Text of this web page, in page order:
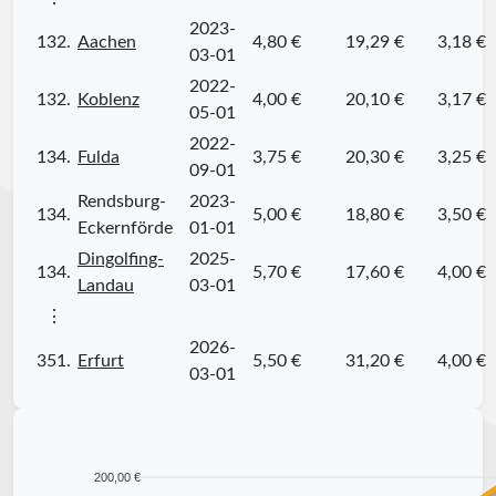
132. Aachen
2023-
03-01
4,80 € 19,29 € 3,18 €
132. Koblenz
2022-
05-01
4,00 € 20,10 € 3,17 €
134. Fulda
2022-
09-01
3,75 € 20,30 € 3,25 €
134.
Rendsburg-
Eckernförde
2023-
01-01
5,00 € 18,80 € 3,50 €
134.
Dingolfing-
Landau
2025-
03-01
5,70 € 17,60 € 4,00 €
⋮
351. Erfurt
2026-
03-01
5,50 € 31,20 € 4,00 €
200,00 €